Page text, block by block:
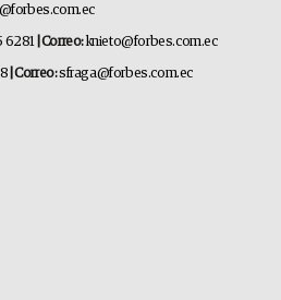
6281 | Correo:knieto@forbes.com.ec
| Correo:sfraga@forbes.com.ec